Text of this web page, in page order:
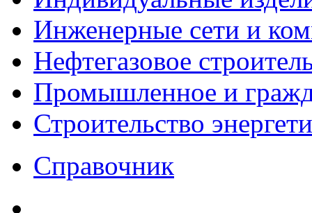
Инженерные сети и
Нефтегазовое
Промышленное и
Строительство
Справочник